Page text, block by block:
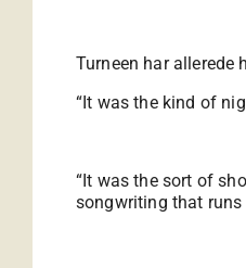
Turneen har allerede
“It was the kind of
“It was the sort of
songwriting that runs